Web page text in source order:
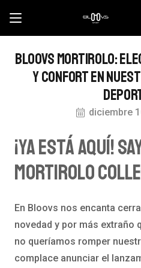
BLOOVS MORTIROLO:
Y CONFORT EN
diciembre
¡Ya Está Aquí!
Mortirolo
En Bloovs nos encanta
novedad y por más extraño
no queríamos romper
complace anunciar el